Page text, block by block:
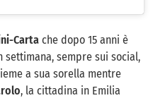
Carta che dopo 15 anni è
settimana, sempre sui social,
a sua sorella mentre
, la cittadina in Emilia